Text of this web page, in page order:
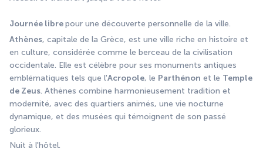
Journée libre pour une découverte personnelle de la ville.
Athènes, capitale de la Grèce, est une ville riche en histoire et
en culture, considérée comme le berceau de la civilisation
occidentale. Elle est célèbre pour ses monuments antiques
emblématiques tels que l'Acropole, le Parthénon et le Temple
de Zeus. Athènes combine harmonieusement tradition et
modernité, avec des quartiers animés, une vie nocturne
dynamique, et des musées qui témoignent de son passé
glorieux.
Nuit à l'hôtel.